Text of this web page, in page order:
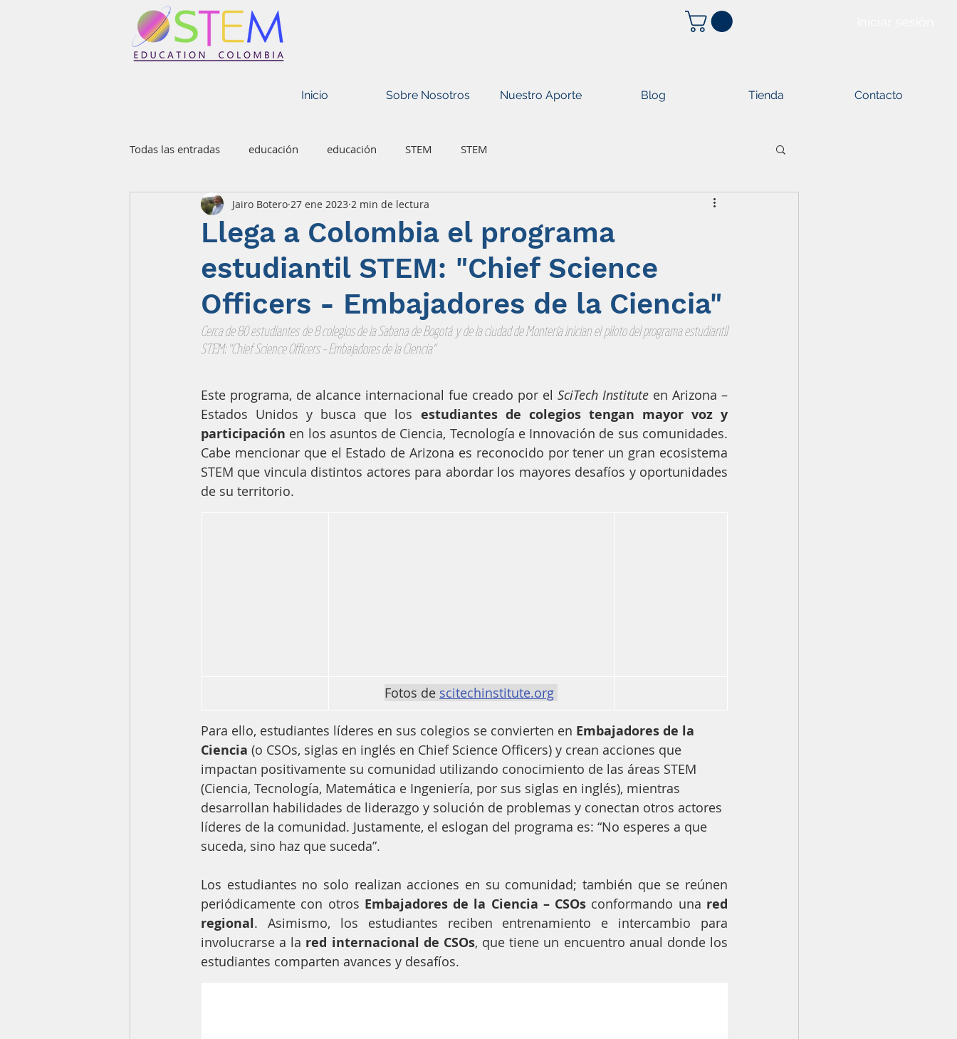
Inicio Sobre Nosotros Nuestro Aporte Blog Tienda Contacto
Todas las entradas educación educación STEM STEM
Llega a Colombia el programa
estudiantil STEM: "Chief Science
Officers - Embajadores de la Ciencia"
Jairo Botero 27 ene 2023 2 min de lectura
Cerca de 80 estudiantes de 8 colegios de la Sabana de Bogotá y de la ciudad de Montería inician el piloto del programa estudiantil
STEM: "Chief Science Officers – Embajadores de la Ciencia"
Este programa, de alcance internacional fue creado por el SciTech Institute en Arizona –
Estados Unidos y busca que los estudiantes de colegios tengan mayor voz y
participación en los asuntos de Ciencia, Tecnología e Innovación de sus comunidades.
Cabe mencionar que el Estado de Arizona es reconocido por tener un gran ecosistema
STEM que vincula distintos actores para abordar los mayores desafíos y oportunidades
de su territorio.
Fotos de scitechinstitute.org
Para ello, estudiantes líderes en sus colegios se convierten en Embajadores de la
Ciencia (o CSOs, siglas en inglés en Chief Science Officers) y crean acciones que
impactan positivamente su comunidad utilizando conocimiento de las áreas STEM
(Ciencia, Tecnología, Matemática e Ingeniería, por sus siglas en inglés), mientras
desarrollan habilidades de liderazgo y solución de problemas y conectan otros actores
líderes de la comunidad. Justamente, el eslogan del programa es: “No esperes a que
suceda, sino haz que suceda”.
Los estudiantes no solo realizan acciones en su comunidad; también que se reúnen
periódicamente con otros Embajadores de la Ciencia – CSOs conformando una red
regional. Asimismo, los estudiantes reciben entrenamiento e intercambio para
involucrarse a la red internacional de CSOs, que tiene un encuentro anual donde los
estudiantes comparten avances y desafíos.